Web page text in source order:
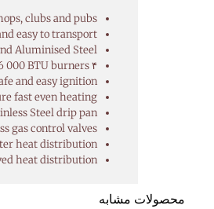
clubs and pubs
easy to transport
Aluminised Steel
۴ x 26 000 BTU burners
and easy ignition
fast even heating
Steel drip pan
gas control valves
heat distribution
heat distribution
محصولات مشابه